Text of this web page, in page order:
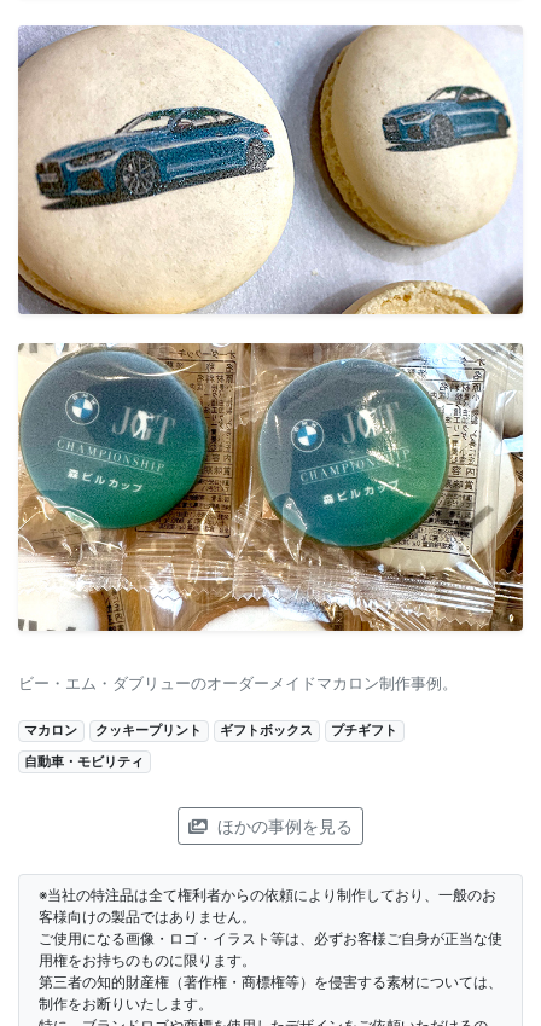
ビー・エム・ダブリューのオーダーメイドマカロン制作事例。
マカロン クッキープリント ギフトボックス
プチギフト
自動車・モビリティ
ほかの事例を見る
※当社の特注品は全て権利者からの依頼により制作しており、一般のお
客様向けの製品ではありません。
ご使用になる画像・ロゴ・イラスト等は、必ずお客様ご自身が正当な使
用権をお持ちのものに限ります。
第三者の知的財産権（著作権・商標権等）を侵害する素材については、
制作をお断りいたします。